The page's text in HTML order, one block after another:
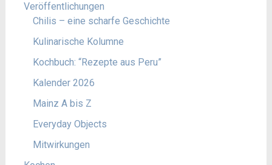
Veröffentlichungen
Chilis – eine scharfe Geschichte
Kulinarische Kolumne
Kochbuch: “Rezepte aus Peru”
Kalender 2026
Mainz A bis Z
Everyday Objects
Mitwirkungen